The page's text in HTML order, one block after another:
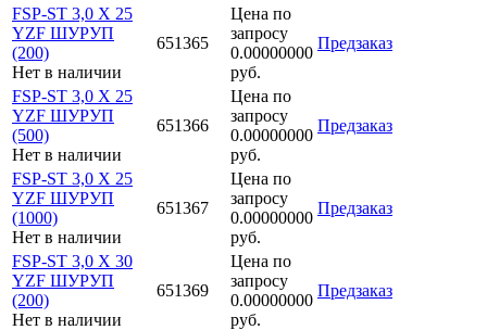
FSP-ST 3,0 X 25
YZF ШУРУП
(200)
Нет в наличии
651365
Цена по
запросу
0.00000000
руб.
Предзаказ
FSP-ST 3,0 X 25
YZF ШУРУП
(500)
Нет в наличии
651366
Цена по
запросу
0.00000000
руб.
Предзаказ
FSP-ST 3,0 X 25
YZF ШУРУП
(1000)
Нет в наличии
651367
Цена по
запросу
0.00000000
руб.
Предзаказ
FSP-ST 3,0 X 30
YZF ШУРУП
(200)
Нет в наличии
651369
Цена по
запросу
0.00000000
руб.
Предзаказ